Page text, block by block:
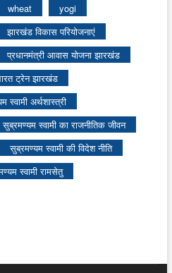
wheat
yogi
झारखंड विकास परियोजनाएं
प्रधानमंत्री आवास योजना झारखंड
ट्रेन झारखंड
स्वामी अर्थशास्त्री
सुब्रमण्यम स्वामी का राजनीतिक जीवन
सुब्रमण्यम स्वामी की विदेश नीति
स्वामी रामसेतु